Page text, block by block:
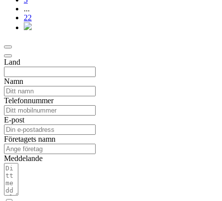
...
22
Land
Namn
Telefonnummer
E-post
Företagets namn
Meddelande